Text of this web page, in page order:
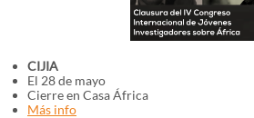
CIJIA
El 28 de mayo
Cierre en Casa África
Más info